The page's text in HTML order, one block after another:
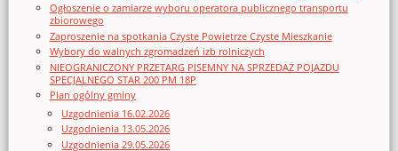
Ogłoszenie o zamiarze wyboru operatora publicznego transportu
zbiorowego
Zaproszenie na spotkania Czyste Powietrze Czyste Mieszkanie
Wybory do walnych zgromadzeń izb rolniczych
NIEOGRANICZONY PRZETARG PISEMNY NA SPRZEDAŻ POJAZDU
SPECJALNEGO STAR 200 PM 18P
Plan ogólny gminy
Uzgodnienia 16.02.2026
Uzgodnienia 13.05.2026
Uzgodnienia 29.05.2026